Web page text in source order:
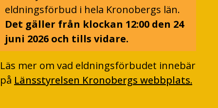
eldningsförbud i hela Kronobergs län.
Det gäller från klockan 12:00 den 24
juni 2026 och tills vidare.
Läs mer om vad eldningsförbudet innebär
på Länsstyrelsen Kronobergs webbplats.